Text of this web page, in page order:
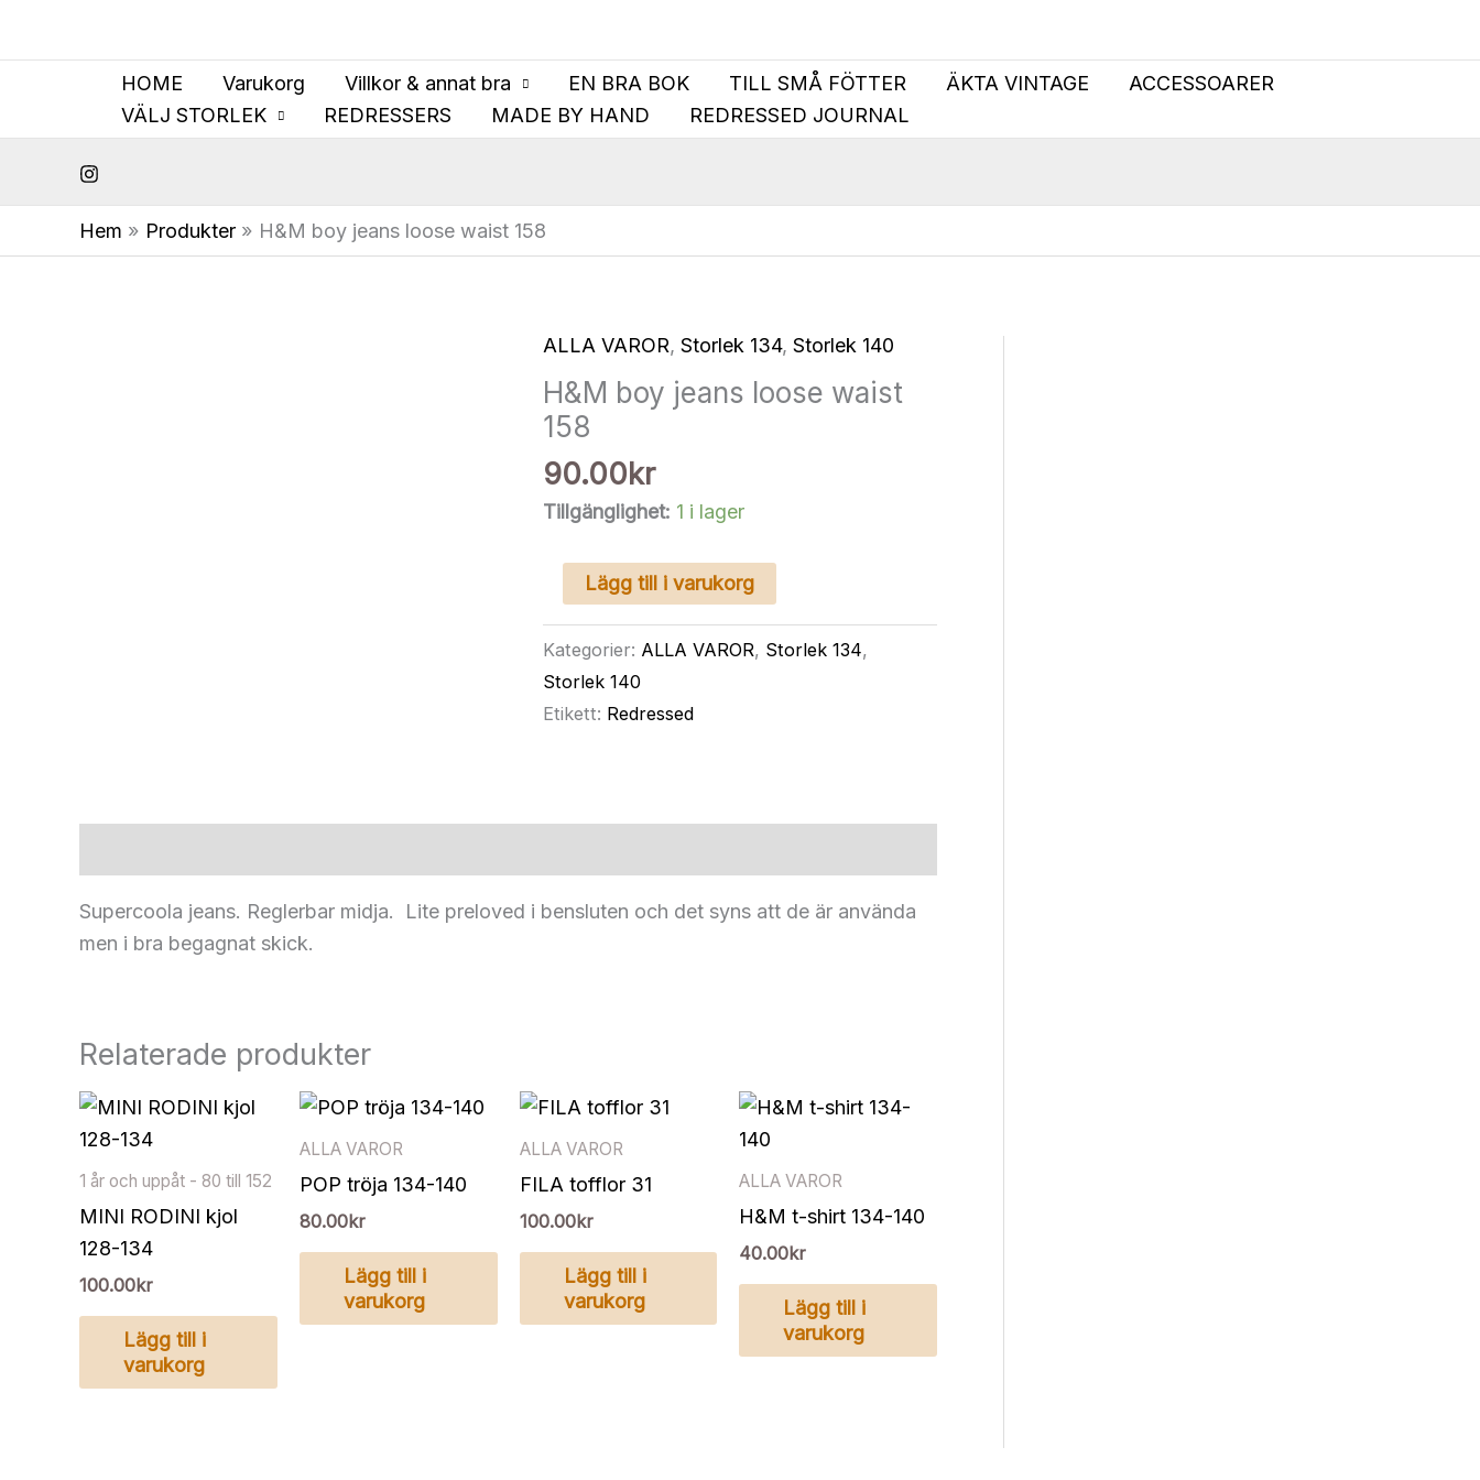
HOME Varukorg Villkor & annat bra EN BRA BOK TILL SMÅ FÖTTER ÄKTA VINTAGE
ACCESSOARER
VÄLJ STORLEK
REDRESSERS MADE BY HAND REDRESSED JOURNAL
Hem Produkter H&M boy jeans loose waist 158
ALLA VAROR, Storlek 134, Storlek 140
H&M boy jeans loose waist
158
90.00kr
Tillgänglighet: 1 i lager
H&M
boy
jeans
loose
waist
Lägg till i varukorg
Kategorier: ALLA VAROR, Storlek 134,
Storlek 140
Etikett: Redressed
Supercoola jeans. Reglerbar midja. Lite preloved i bensluten och det syns att de är använda
men i bra begagnat skick.
Relaterade produkter
1 år och uppåt - 80 till 152
MINI RODINI kjol
128-134
100.00kr
Lägg till i
varukorg
ALLA VAROR
POP tröja 134-140
80.00kr
Lägg till i
varukorg
ALLA VAROR
FILA tofflor 31
100.00kr
Lägg till i
varukorg
ALLA VAROR
H&M t-shirt 134-140
40.00kr
Lägg till i
varukorg
loose
158